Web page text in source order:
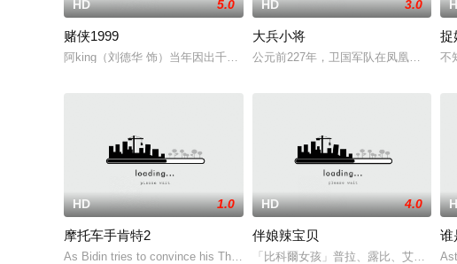
HD 5.0
赌侠1999
阿king（刘德华 饰）当年因出千被捕，事实上他是被人陷害的。出狱时他为
HD 3.0
大兵小将
公元前227年，卫国军队在凤凰山遭遇
捉
不
HD 1.0
摩托车手肯特2
As Bidin tries to convince his Thai girlfriend’s family to let him marry her,
HD 4.0
伴娘辣宝贝
「比科爾女孩」普拉、露比、艾摩洛
谁